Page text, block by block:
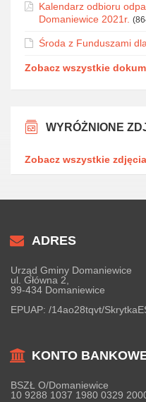
Kalendarz odbioru
Domaniewice 2021r.
Środa z Funduszami
Zobacz wszystkie
WYRÓŻNIONE
Zobacz wszystkie zdjęcia
ADRES
Urząd Gminy Domaniewice
ul. Główna 2,
99-434 Domaniewice
EPUAP: /14ao28tqvt/
KONTO
BSZŁ O/Domaniewice
10 9288 1037 1980 0329